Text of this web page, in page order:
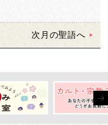
次月の聖語へ